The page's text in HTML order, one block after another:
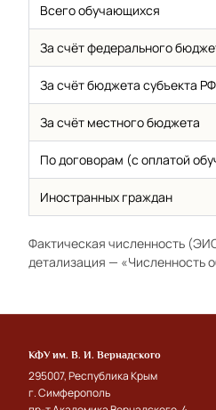
Всего обучающихся
За счёт федерального
За счёт бюджета субъекта РФ
За счёт местного бюджета
По договорам (с оплатой
Иностранных граждан
Фактическая численность
детализация — «Численность
КФУ им. В. И. Вернадского
295007, Республика Крым
г. Симферополь